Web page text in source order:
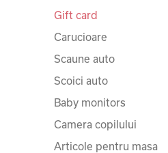
Gift card
Carucioare
Scaune auto
Scoici auto
Baby monitors
Camera copilului
Articole pentru masa